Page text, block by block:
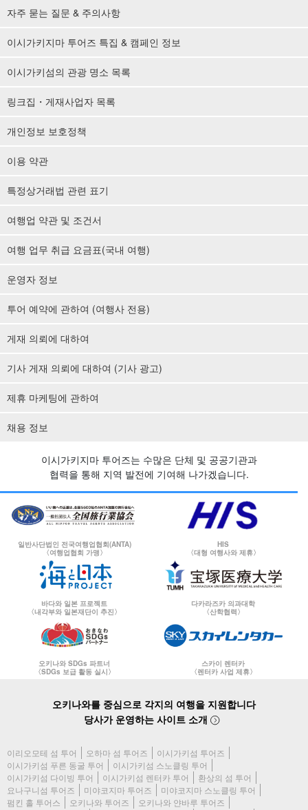
자주 묻는 질문 & 주의사항
이시가키지마 투어즈 특집 & 캠페인 정보
이시가키섬의 관광 명소 목록
링크집・게재사업자 목록
개인정보 보호정책
이용 약관
특정상거래법 관련 표기
여행업 약관 및 조건서
여행 업무 취급 요금표(국내 여행)
운영자 정보
투어 예약에 관하여 (여행사 전용)
게재 의뢰에 대하여
기사 게재 의뢰에 대하여 (기사 광고)
제휴 마케팅에 관하여
채용 정보
이시가키지마 투어즈는 수많은 단체 및 공공기관과
협력을 통해 지역 발전에 기여해 나가겠습니다.
일반사단법인 전국여행업협회(ANTA)
〈여행업협회 가맹〉
HIS
〈대형 여행사와 제휴〉
바다와 일본 프로젝트
〈내각부와 일본재단이 추진〉
다카라즈카 의과대학
〈산학협력〉
오키나와 SDGs 파트너
〈SDGs 보급 활동 실시〉
스카이 렌터카
〈렌터카 사업 제휴〉
오키나와를 중심으로 각지의 여행을 지원합니다
당사가 운영하는 사이트 소개
이리오모테 섬 투어 오하마 섬 투어즈
이시가키섬 투어즈
이시가키섬 푸른 동굴 투어
이시가키섬 스노클링 투어
이시가키섬 다이빙 투어
이시가키섬 렌터카 투어
환상의 섬 투어
요나구니섬 투어즈
미야코지마 투어즈
미야코지마 스노클링 투어
펌킨 홀 투어스
오키나와 투어즈
오키나와 얀바루 투어즈